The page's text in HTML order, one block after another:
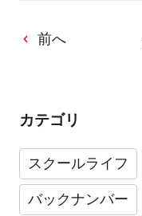
前へ
カテゴリ
スクールライフ
バックナンバー